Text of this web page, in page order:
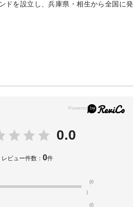
ドを設立し、兵庫県・相生から全国に発
0.0
レビュー件数： 0件
(0
)
(0